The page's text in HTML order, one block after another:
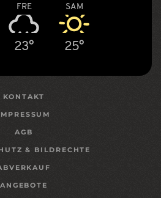
FRE
23°
SAM
25°
KONTAKT
AGB
& BILDRECHTE
ANGEBOTE